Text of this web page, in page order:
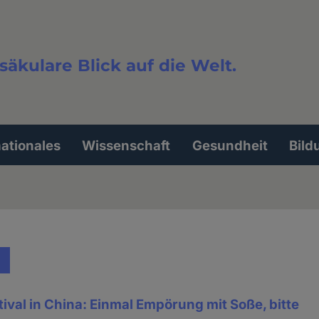
Blick auf die Welt.
Wissenschaft Gesundheit
in China: Einmal Empörung mit Soße, bitte